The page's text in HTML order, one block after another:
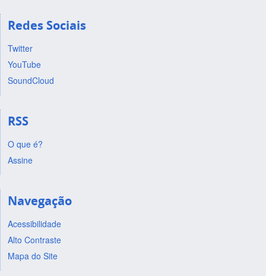
Redes Sociais
Twitter
YouTube
SoundCloud
RSS
O que é?
Assine
Navegação
Acessibilidade
Alto Contraste
Mapa do Site